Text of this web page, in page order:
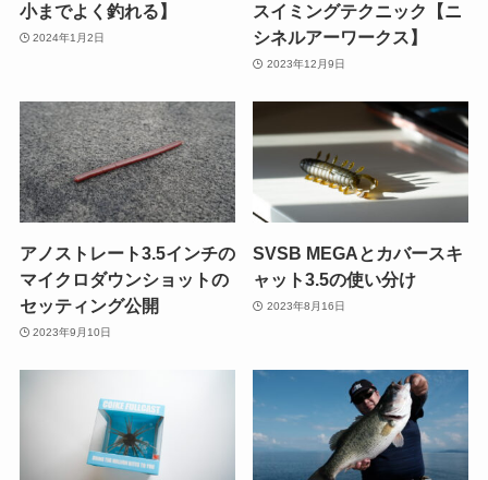
小までよく釣れる】
2024年1月2日
スイミングテクニック【ニ
シネルアーワークス】
2023年12月9日
アノストレート3.5インチの
マイクロダウンショットの
セッティング公開
2023年9月10日
SVSB MEGAとカバースキ
ャット3.5の使い分け
2023年8月16日